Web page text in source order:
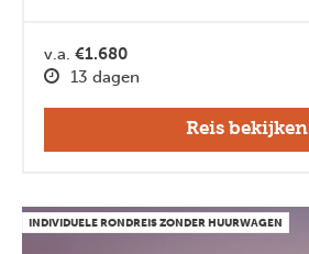
v.a. €1.680
13 dagen
Reis bekijken
INDIVIDUELE RONDREIS ZONDER HUURWAGEN